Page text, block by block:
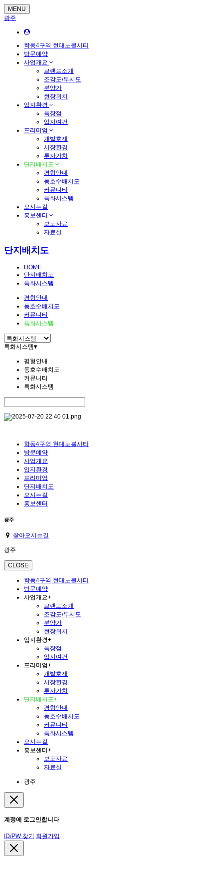
MENU
광주
학동4구역 현대노블시티
방문예약
사업개요
브랜드소개
조감도/투시도
분양가
현장위치
입지환경
특장점
입지여건
프리미엄
개발호재
시장환경
투자가치
단지배치도
평형안내
동호수배치도
커뮤니티
특화시스템
오시는길
홍보센터
보도자료
자료실
단지배치도
HOME
단지배치도
특화시스템
평형안내
동호수배치도
커뮤니티
특화시스템
특화시스템▾
평형안내
동호수배치도
커뮤니티
특화시스템
학동4구역 현대노블시티
방문예약
사업개요
입지환경
프리미엄
단지배치도
오시는길
홍보센터
광주
찾아오시는길
광주
CLOSE
학동4구역 현대노블시티
방문예약
사업개요+
브랜드소개
조감도/투시도
분양가
현장위치
입지환경+
특장점
입지여건
프리미엄+
개발호재
시장환경
투자가치
단지배치도+
평형안내
동호수배치도
커뮤니티
특화시스템
오시는길
홍보센터+
보도자료
자료실
광주
계정에 로그인합니다
ID/PW 찾기 회원가입